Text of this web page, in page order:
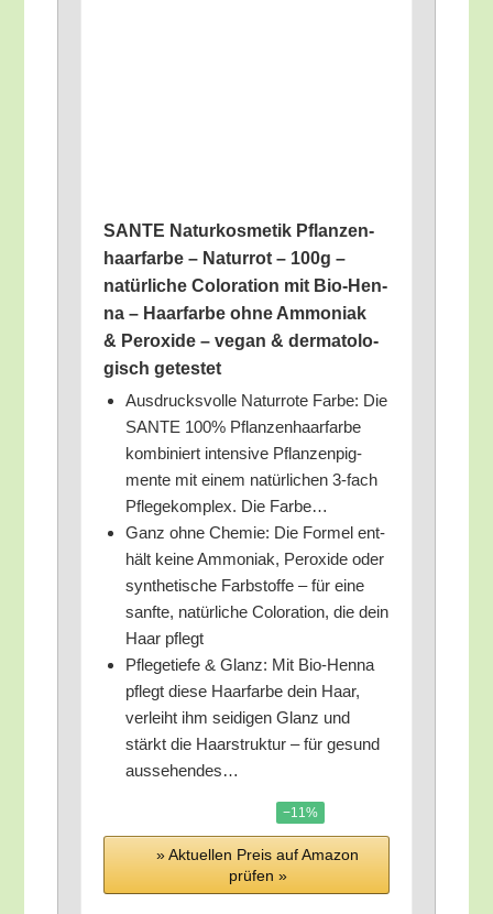
SANTE Natur­kos­me­tik Pflan­zen­
haar­far­be – Natur­rot – 100g –
natür­li­che Colo­ra­ti­on mit Bio-Hen­
na – Haar­far­be ohne Ammo­ni­ak
& Per­oxi­de – vegan & der­ma­to­lo­
gisch getestet
Aus­drucks­vol­le Natur­ro­te Far­be: Die
SANTE 100% Pflan­zen­haar­far­be
kom­bi­niert inten­si­ve Pflan­zen­pig­
men­te mit einem natür­li­chen 3‑fach
Pfle­ge­kom­plex. Die Farbe…
Ganz ohne Che­mie: Die For­mel ent­
hält kei­ne Ammo­ni­ak, Per­oxi­de oder
syn­the­ti­sche Farb­stof­fe – für eine
sanf­te, natür­li­che Colo­ra­ti­on, die dein
Haar pflegt
Pfle­ge­tie­fe & Glanz: Mit Bio-Hen­na
pflegt die­se Haar­far­be dein Haar,
ver­leiht ihm sei­di­gen Glanz und
stärkt die Haar­struk­tur – für gesund
aussehendes…
−11%
» Aktu­el­len Preis auf Ama­zon
prü­fen »